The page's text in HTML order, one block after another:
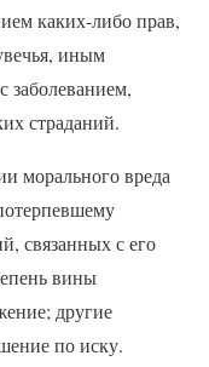
каких-либо прав,
иным
заболеванием,
страданий.
морального вреда
связанных с его
вины
другие
по иску.